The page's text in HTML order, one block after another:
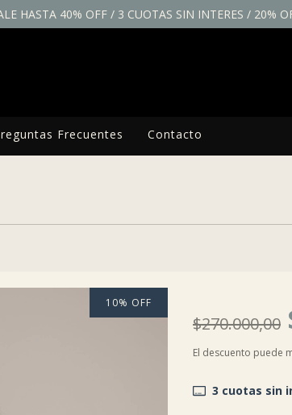
HASTA 40% OFF / 3 CUOTAS SIN INTERES / 20%
Frecuentes Contacto
10% OFF
$270.000,00
El descuento puede
3 cuotas sin